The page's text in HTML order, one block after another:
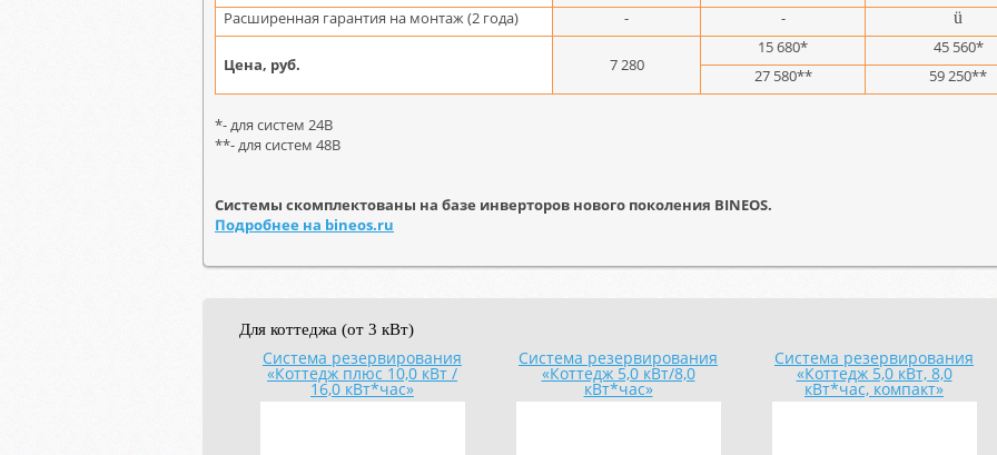
Расширенная гарантия на монтаж (2 года) - - ü
Цена, руб. 7 280
15 680*
45 560*
27 580**
59 250**
*- для систем 24В
**- для систем 48В
Системы скомплектованы на базе инверторов нового поколения BINEOS.
Подробнее на bineos.ru
Для коттеджа (от 3 кВт)
Система резервирования
«Коттедж плюс 10,0 кВт /
16,0 кВт*час»
Система резервирования
«Коттедж 5,0 кВт/8,0
кВт*час»
Система резервирования
«Коттедж 5,0 кВт, 8,0
кВт*час, компакт»